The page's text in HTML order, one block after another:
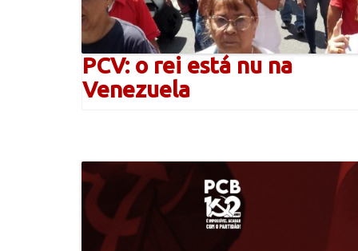
PCV: o rei está nu na
Venezuela